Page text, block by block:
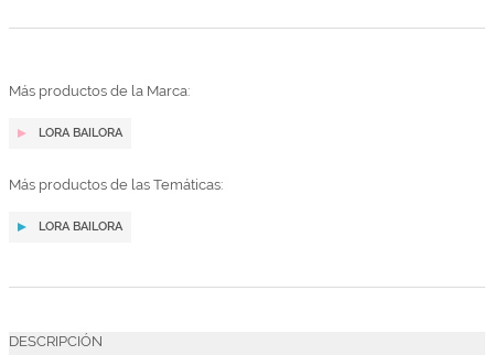
Más productos de la Marca:
LORA BAILORA
Más productos de las Temáticas:
LORA BAILORA
DESCRIPCIÓN